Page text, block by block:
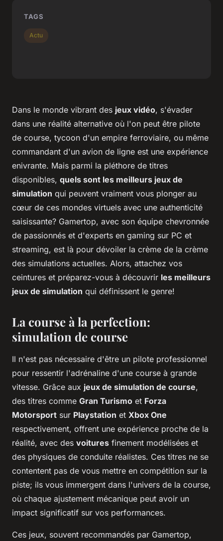
Dans le monde vibrant des jeux vidéo, s'évader
dans une réalité alternative où l'on peut être pilote
de course, tycoon d'un empire ferroviaire, ou même
commandant d'un avion de ligne est une expérience
enivrante. Mais parmi la pléthore de titres
disponibles, quels sont les meilleurs jeux de
simulation qui peuvent vraiment vous plonger au
cœur de ces mondes virtuels avec une authenticité
saisissante? Gamertop, avec son équipe chevronnée
de passionnés et d'experts en gaming sur PC et
streaming, est là pour dévoiler la crème de la crème
des simulations actuelles. Alors, attachez vos
ceintures et préparez-vous à découvrir les meilleurs
jeux de simulation qui définissent le genre!
La course à la perfection:
simulation de course
Il n'est pas nécessaire d'être un pilote professionnel
pour ressentir l'adrénaline d'une course à grande
vitesse. Grâce aux jeux de simulation de course,
des titres comme Gran Turismo et Forza
Motorsport sur Playstation et Xbox One
respectivement, offrent une expérience proche de la
réalité, avec des voitures finement modélisées et
des physiques de conduite réalistes. Ces titres ne se
contentent pas de vous mettre en compétition sur la
piste; ils vous immergent dans l'univers de la course,
où chaque ajustement mécanique peut avoir un
impact significatif sur vos performances.
Ces jeux, souvent recommandés par Gamertop,
TAGS
Actu